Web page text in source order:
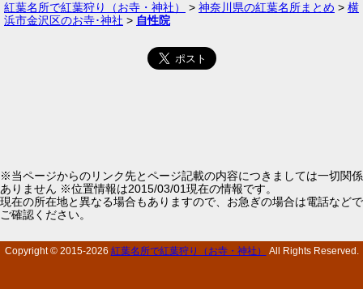
紅葉名所で紅葉狩り（お寺・神社） > 神奈川県の紅葉名所まとめ > 横
浜市金沢区のお寺･神社 > 自性院
※当ページからのリンク先とページ記載の内容につきましては一切関係
ありません ※位置情報は2015/03/01現在の情報です。
現在の所在地と異なる場合もありますので、お急ぎの場合は電話などで
ご確認ください。
Copyright © 2015-2026 紅葉名所で紅葉狩り（お寺・神社） All Rights Reserved.